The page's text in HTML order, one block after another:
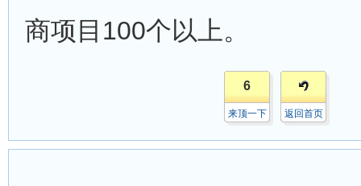
商项目100个以上。
6
来顶一下 返回首页